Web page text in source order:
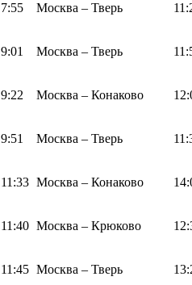
7:55 Москва – Тверь
9:01 Москва – Тверь
9:22 Москва – Конаково
9:51 Москва – Тверь
11:33 Москва – Конаково
11:40 Москва – Крюково
11:45 Москва – Тверь